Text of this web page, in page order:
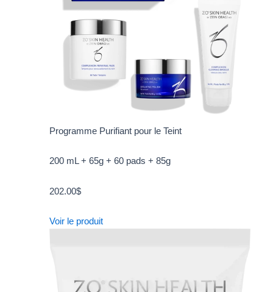
Programme Purifiant pour le Teint
200 mL + 65g + 60 pads + 85g
202.00$
Voir le produit